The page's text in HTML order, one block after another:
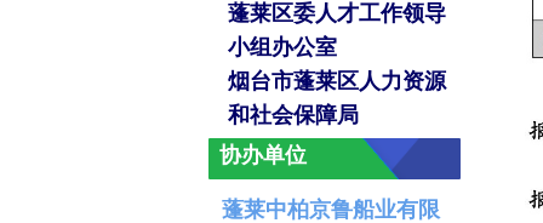
蓬莱区委人才工作领导
小组办公室
烟台市蓬莱区人力资源
和社会保障局
蓬莱中柏京鲁船业有限
协办单位